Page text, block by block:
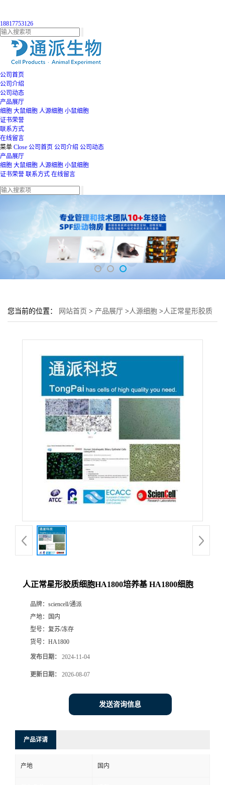
18817753126
公司首页
公司介绍
公司动态
产品展厅
细胞 大鼠细胞 人源细胞 小鼠细胞
证书荣誉
联系方式
在线留言
菜单 Close 公司首页 公司介绍 公司动态
产品展厅
细胞 大鼠细胞 人源细胞 小鼠细胞
证书荣誉 联系方式 在线留言
您当前的位置： 网站首页 > 产品展厅 >人源细胞 >人正常星形胶质
人正常星形胶质细胞HA1800培养基 HA1800细胞
品牌： sciencell/通派
产地：
国内
型号： 复苏/冻存
货号： HA1800
发布日期： 2024-11-04
更新日期： 2026-08-07
发送咨询信息
产品详请
产地 国内